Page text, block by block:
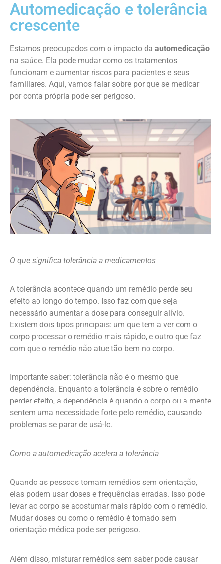
Automedicação e tolerância
crescente
Estamos preocupados com o impacto da automedicação
na saúde. Ela pode mudar como os tratamentos
funcionam e aumentar riscos para pacientes e seus
familiares. Aqui, vamos falar sobre por que se medicar
por conta própria pode ser perigoso.
O que significa tolerância a medicamentos
A tolerância acontece quando um remédio perde seu
efeito ao longo do tempo. Isso faz com que seja
necessário aumentar a dose para conseguir alívio.
Existem dois tipos principais: um que tem a ver com o
corpo processar o remédio mais rápido, e outro que faz
com que o remédio não atue tão bem no corpo.
Importante saber: tolerância não é o mesmo que
dependência. Enquanto a tolerância é sobre o remédio
perder efeito, a dependência é quando o corpo ou a mente
sentem uma necessidade forte pelo remédio, causando
problemas se parar de usá-lo.
Como a automedicação acelera a tolerância
Quando as pessoas tomam remédios sem orientação,
elas podem usar doses e frequências erradas. Isso pode
levar ao corpo se acostumar mais rápido com o remédio.
Mudar doses ou como o remédio é tomado sem
orientação médica pode ser perigoso.
Além disso, misturar remédios sem saber pode causar